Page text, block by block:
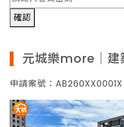
確認
元城樂more｜建
申請案號：AB260XX0001X